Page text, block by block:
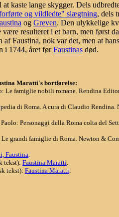
kaste lange skygger. Dels
og vildledte" slægtning, dels
og Greven. Den ulykkelige
være resulteret i et barn, men først
af Faustina, nok var det, men at
i 1744, året førFaustinas død.
Maratti's bortførelse:
Le famiglie nobili romane. Rendina
di Roma. A cura di Claudio
Personaggi della Roma colta del
grandi famiglie di Roma. Newton &
Faustina.
tekst): Faustina Maratti.
tekst): Faustina Maratti.